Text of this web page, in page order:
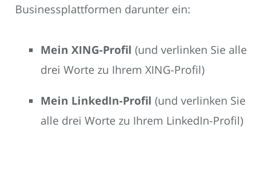
Businessplattformen darunter ein:
Mein XING-Profil (und verlinken Sie alle
drei Worte zu Ihrem XING-Profil)
Mein LinkedIn-Profil (und verlinken Sie
alle drei Worte zu Ihrem LinkedIn-Profil)